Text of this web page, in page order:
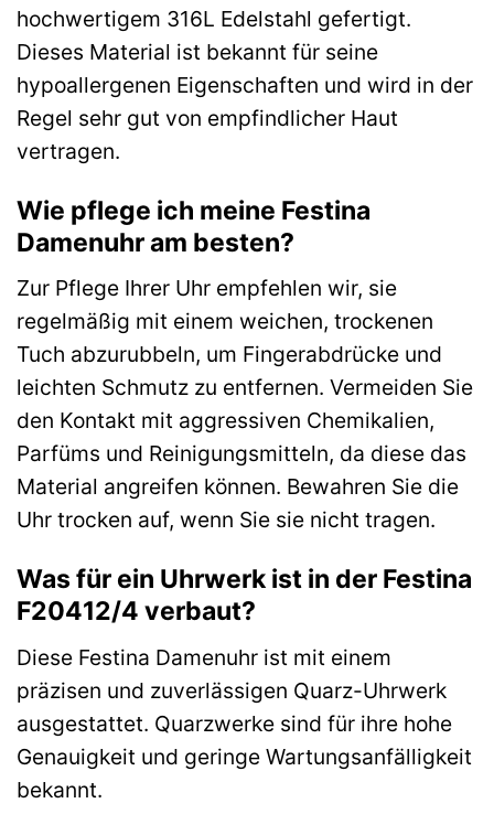
hochwertigem 316L Edelstahl gefertigt.
Dieses Material ist bekannt für seine
hypoallergenen Eigenschaften und wird in der
Regel sehr gut von empfindlicher Haut
vertragen.
Wie pflege ich meine Festina
Damenuhr am besten?
Zur Pflege Ihrer Uhr empfehlen wir, sie
regelmäßig mit einem weichen, trockenen
Tuch abzurubbeln, um Fingerabdrücke und
leichten Schmutz zu entfernen. Vermeiden Sie
den Kontakt mit aggressiven Chemikalien,
Parfüms und Reinigungsmitteln, da diese das
Material angreifen können. Bewahren Sie die
Uhr trocken auf, wenn Sie sie nicht tragen.
Was für ein Uhrwerk ist in der Festina
F20412/4 verbaut?
Diese Festina Damenuhr ist mit einem
präzisen und zuverlässigen Quarz-Uhrwerk
ausgestattet. Quarzwerke sind für ihre hohe
Genauigkeit und geringe Wartungsanfälligkeit
bekannt.